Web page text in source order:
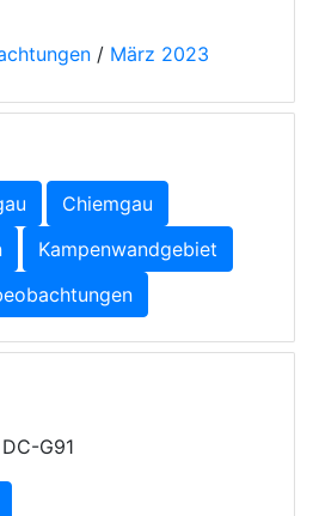
/ März 2023
Chiemgau
Kampenwandgebiet
G91